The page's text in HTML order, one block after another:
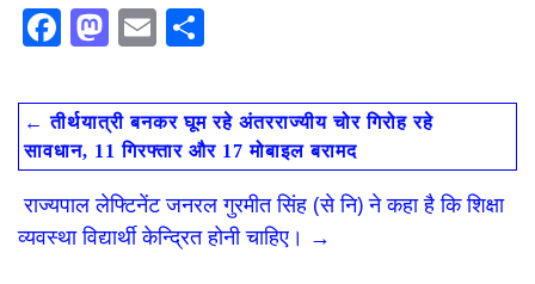
F
e
b
o
o
k
M
to
d
o
n
E
ai
l
ar
e
← तीर्थयात्री बनकर घूम रहे अंतरराज्यीय चोर गिरोह रहे
सावधान, 11 गिरफ्तार और 17 मोबाइल बरामद
राज्यपाल लेफ्टिनेंट जनरल गुरमीत सिंह (से नि) ने कहा है कि शिक्षा
व्यवस्था विद्यार्थी केन्द्रित होनी चाहिए। →